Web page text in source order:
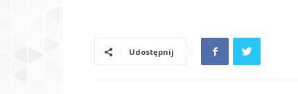
Udostępnij